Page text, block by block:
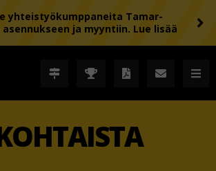
yhteistyökumppaneita Tamar-
ja myyntiin. Lue lisää